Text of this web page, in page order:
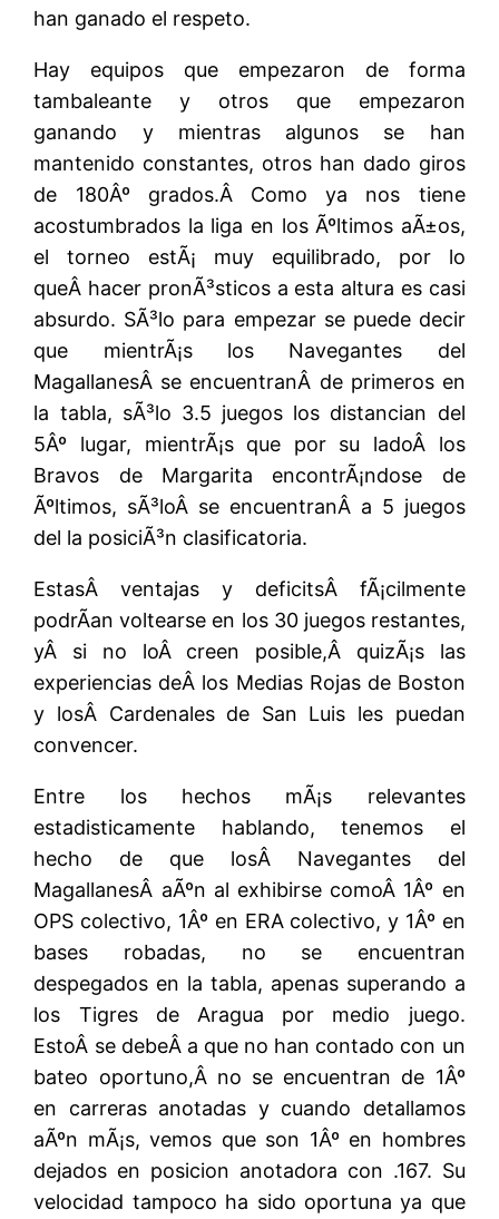
han ganado el respeto.
Hay equipos que empezaron de forma
tambaleante y otros que empezaron
ganando y mientras algunos se han
mantenido constantes, otros han dado giros
de 180Âº grados.Â Como ya nos tiene
acostumbrados la liga en los Ãºltimos aÃ±os,
el torneo estÃ¡ muy equilibrado, por lo
queÂ hacer pronÃ³sticos a esta altura es casi
absurdo. SÃ³lo para empezar se puede decir
que mientrÃ¡s los Navegantes del
MagallanesÂ se encuentranÂ de primeros en
la tabla, sÃ³lo 3.5 juegos los distancian del
5Âº lugar, mientrÃ¡s que por su ladoÂ los
Bravos de Margarita encontrÃ¡ndose de
Ãºltimos, sÃ³loÂ se encuentranÂ a 5 juegos
del la posiciÃ³n clasificatoria.
EstasÂ ventajas y deficitsÂ fÃ¡cilmente
podrÃ­an voltearse en los 30 juegos restantes,
yÂ si no loÂ creen posible,Â quizÃ¡s las
experiencias deÂ los Medias Rojas de Boston
y losÂ Cardenales de San Luis les puedan
convencer.
Entre los hechos mÃ¡s relevantes
estadisticamente hablando, tenemos el
hecho de que losÂ Navegantes del
MagallanesÂ aÃºn al exhibirse comoÂ 1Âº en
OPS colectivo, 1Âº en ERA colectivo, y 1Âº en
bases robadas, no se encuentran
despegados en la tabla, apenas superando a
los Tigres de Aragua por medio juego.
EstoÂ se debeÂ a que no han contado con un
bateo oportuno,Â no se encuentran de 1Âº
en carreras anotadas y cuando detallamos
aÃºn mÃ¡s, vemos que son 1Âº en hombres
dejados en posicion anotadora con .167. Su
velocidad tampoco ha sido oportuna ya que